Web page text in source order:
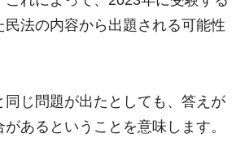
民法の内容から出題される可能性
同じ問題が出たとしても、答えが
あるということを意味します。